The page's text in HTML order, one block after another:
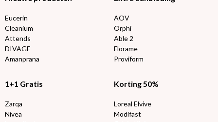
Eucerin
Cleanium
Attends
DIVAGE
Amanprana
AOV
Orphi
Able 2
Florame
Proviform
1+1 Gratis
Zarqa
Nivea
Korting 50%
Loreal Elvive
Modifast